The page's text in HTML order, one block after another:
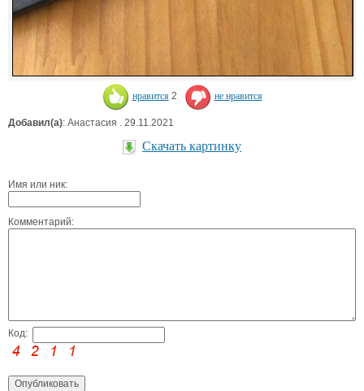
нравится 2 не нравится
Добавил(а): Анастасия . 29.11.2021
Скачать картинку
Имя или ник:
Комментарий:
Код: